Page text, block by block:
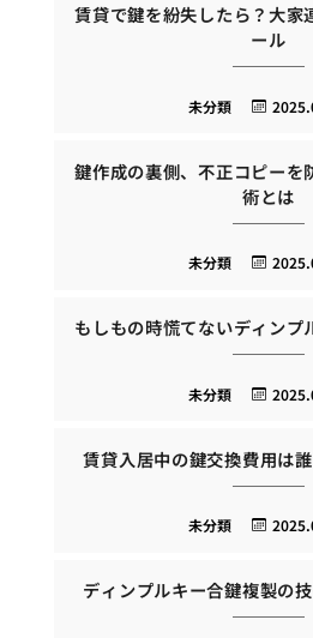
賃貸で鍵を紛失したら？大家
ール
未分類
鍵作成の裏側、不正コピーを
術とは
未分類
もしもの時慌てないディンプ
未分類
賃貸入居中の鍵交換費用は
未分類
ディンプルキー合鍵複製の